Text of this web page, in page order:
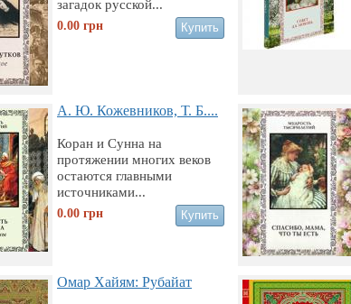
загадок русской...
0.00 грн
А. Ю. Кожевников, Т. Б....
Коран и Сунна на
протяжении многих веков
остаются главными
источниками...
0.00 грн
Омар Хайям: Рубайат